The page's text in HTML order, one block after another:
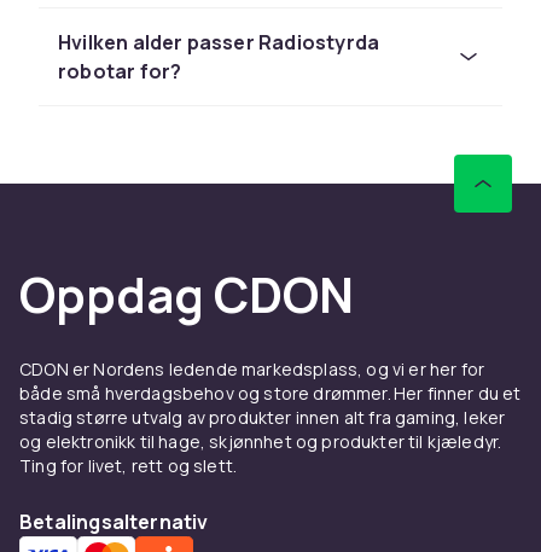
Hos CDON finner du fjernstyrte roboter fra
LEGO, Barbie og Schleich til
LEGO, Barbie og Schleich til
konkurransedyktige priser med rask levering
Sammenlign produkter og les
kundeanmeldelser for å finne beste leketøy. Vi
har et stort sortiment til alle budsjetter.
LEGO, Barbie og Schleich til
konkurransedyktige priser med rask levering
Hvilken alder passer Radiostyrda
robotar for?
Oppdag CDON
CDON er Nordens ledende markedsplass, og vi er her for
både små hverdagsbehov og store drømmer. Her finner du et
stadig større utvalg av produkter innen alt fra gaming, leker
og elektronikk til hage, skjønnhet og produkter til kjæledyr.
Ting for livet, rett og slett.
Betalingsalternativ